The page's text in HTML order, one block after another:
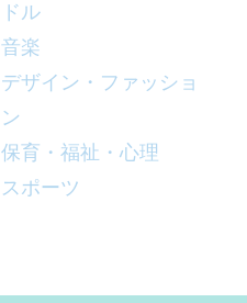
ドル
音楽
デザイン・ファッショ
ン
保育・福祉・心理
スポーツ